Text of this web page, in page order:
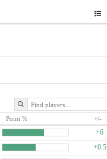
Point % +/-
+6
+0.5